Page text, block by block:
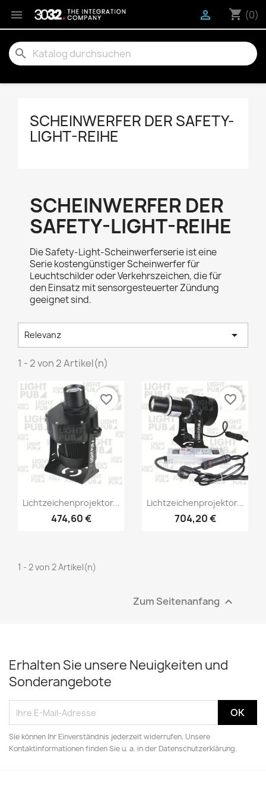
 shopping_cart (0)

search
SCHEINWERFER DER SAFETY-
LIGHT-REIHE
SCHEINWERFER DER
SAFETY-LIGHT-REIHE
Die Safety-Light-Scheinwerferserie ist eine
Serie kostengünstiger Scheinwerfer für
Leuchtschilder oder Verkehrszeichen, die für
den Einsatz mit sensorgesteuerter Zündung
geeignet sind.
Relevanz 
1 - 2 von 2 Artikel(n)
Lichtzeichenprojektor...
474,60 €
favorite_border
Lichtzeichenprojektor...
704,20 €
favorite_border
1 - 2 von 2 Artikel(n)
Zum Seitenanfang 
Erhalten Sie unsere Neuigkeiten und
Sonderangebote
Sie können Ihr Einverständnis jederzeit widerrufen. Unsere
Kontaktinformationen finden Sie u. a. in der Datenschutzerklärung.